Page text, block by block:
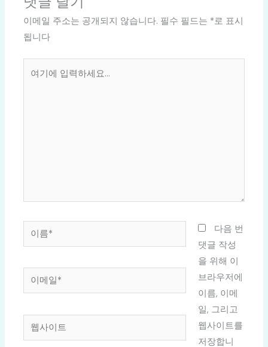
이메일 주소는 공개되지 않습니다. 필수 필드는 *로 표시
됩니다
이
름
이
메
웹
사
다음 번
댓글 작성
을 위해 이
브라우저에
이름, 이메
일, 그리고
웹사이트를
저장합니